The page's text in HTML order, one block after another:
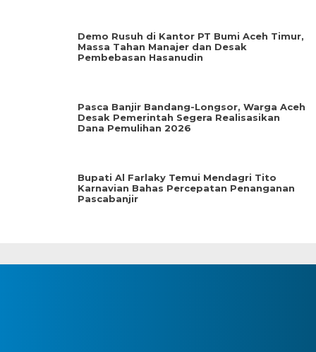
Demo Rusuh di Kantor PT Bumi Aceh Timur,
Massa Tahan Manajer dan Desak
Pembebasan Hasanudin
Pasca Banjir Bandang-Longsor, Warga Aceh
Desak Pemerintah Segera Realisasikan
Dana Pemulihan 2026
Bupati Al Farlaky Temui Mendagri Tito
Karnavian Bahas Percepatan Penanganan
Pascabanjir